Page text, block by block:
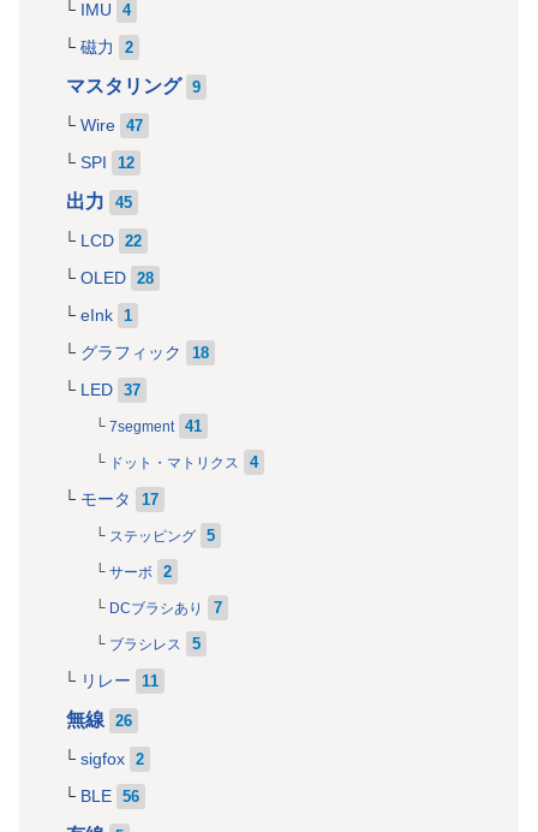
IMU 4
磁力 2
マスタリング 9
Wire 47
SPI 12
出力 45
LCD 22
OLED 28
eInk 1
グラフィック 18
LED 37
7segment 41
ドット・マトリクス 4
モータ 17
ステッピング 5
サーボ 2
DCブラシあり 7
ブラシレス 5
リレー 11
無線 26
sigfox 2
BLE 56